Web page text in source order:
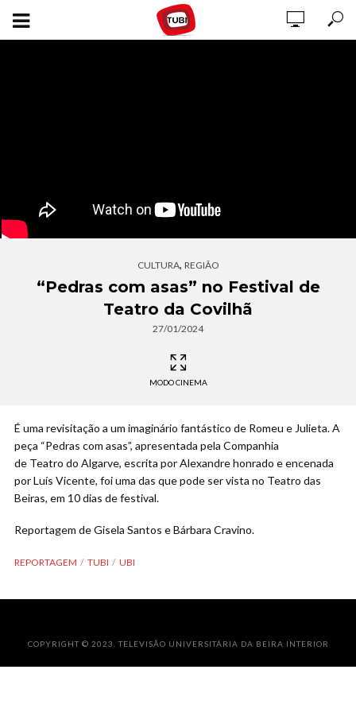
CULTURA, REGIÃO
“Pedras com asas” no Festival de
Teatro da Covilhã
27/01/2024
MODO CINEMA
É uma revisitação a um imaginário fantástico de Romeu e Julieta. A
peça “Pedras com asas”, apresentada pela Companhia
de Teatro do Algarve, escrita por Alexandre honrado e encenada
por Luís Vicente, foi uma das que pode ser vista no Teatro das
Beiras, em 10 dias de festival.
Reportagem de Gisela Santos e Bárbara Cravino.
REPORTAGEM TUBI UBI
COPYRIGHT © 2023. TELEVISÃO UNIVERSITÁRIA DA BEIRA INTERIOR